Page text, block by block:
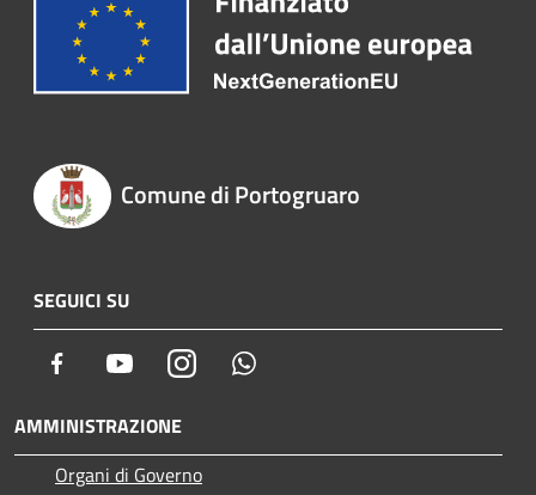
Comune di Portogruaro
SEGUICI SU
Facebook YoutubeInstagram
AMMINISTRAZIONE
Organi di Governo